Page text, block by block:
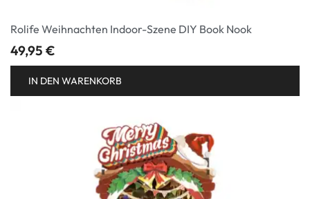
Rolife Weihnachten Indoor-Szene DIY Book Nook
49,95 €
IN DEN WARENKORB